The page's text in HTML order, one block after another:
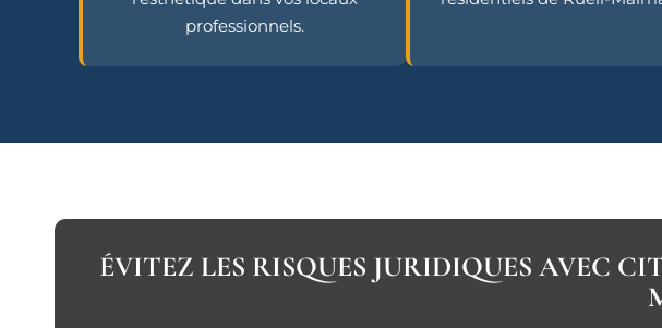
professionnels.
ÉVITEZ LES RISQUES JURIDIQUES AVEC